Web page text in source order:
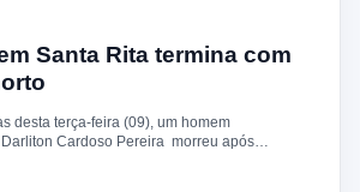
Santa Rita termina com
desta terça-feira (09), um homem
Cardoso Pereira morreu após
Militar no povoado Timbotiba, zona rural
com a PM, os policiais estavam